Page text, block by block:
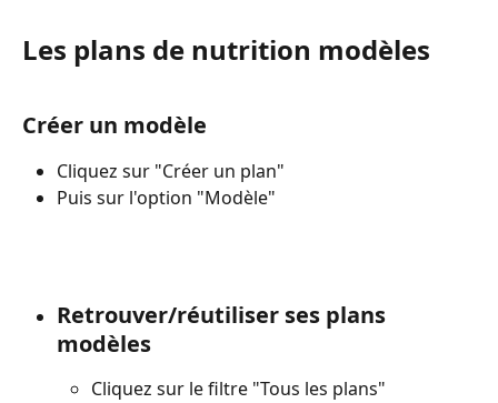
Les plans de nutrition modèles
Créer un modèle
Cliquez sur "Créer un plan"
Puis sur l'option "Modèle"
Retrouver/réutiliser ses plans
modèles
Cliquez sur le filtre "Tous les plans"